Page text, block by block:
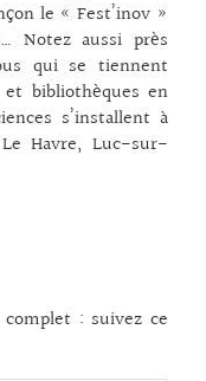
le « Fest’inov »
Notez aussi près
qui se tiennent
bibliothèques en
s’installent à
Havre, Luc-sur-
complet :suivez ce